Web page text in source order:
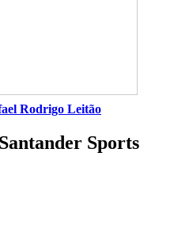
Rodrigo Leitão
Sports